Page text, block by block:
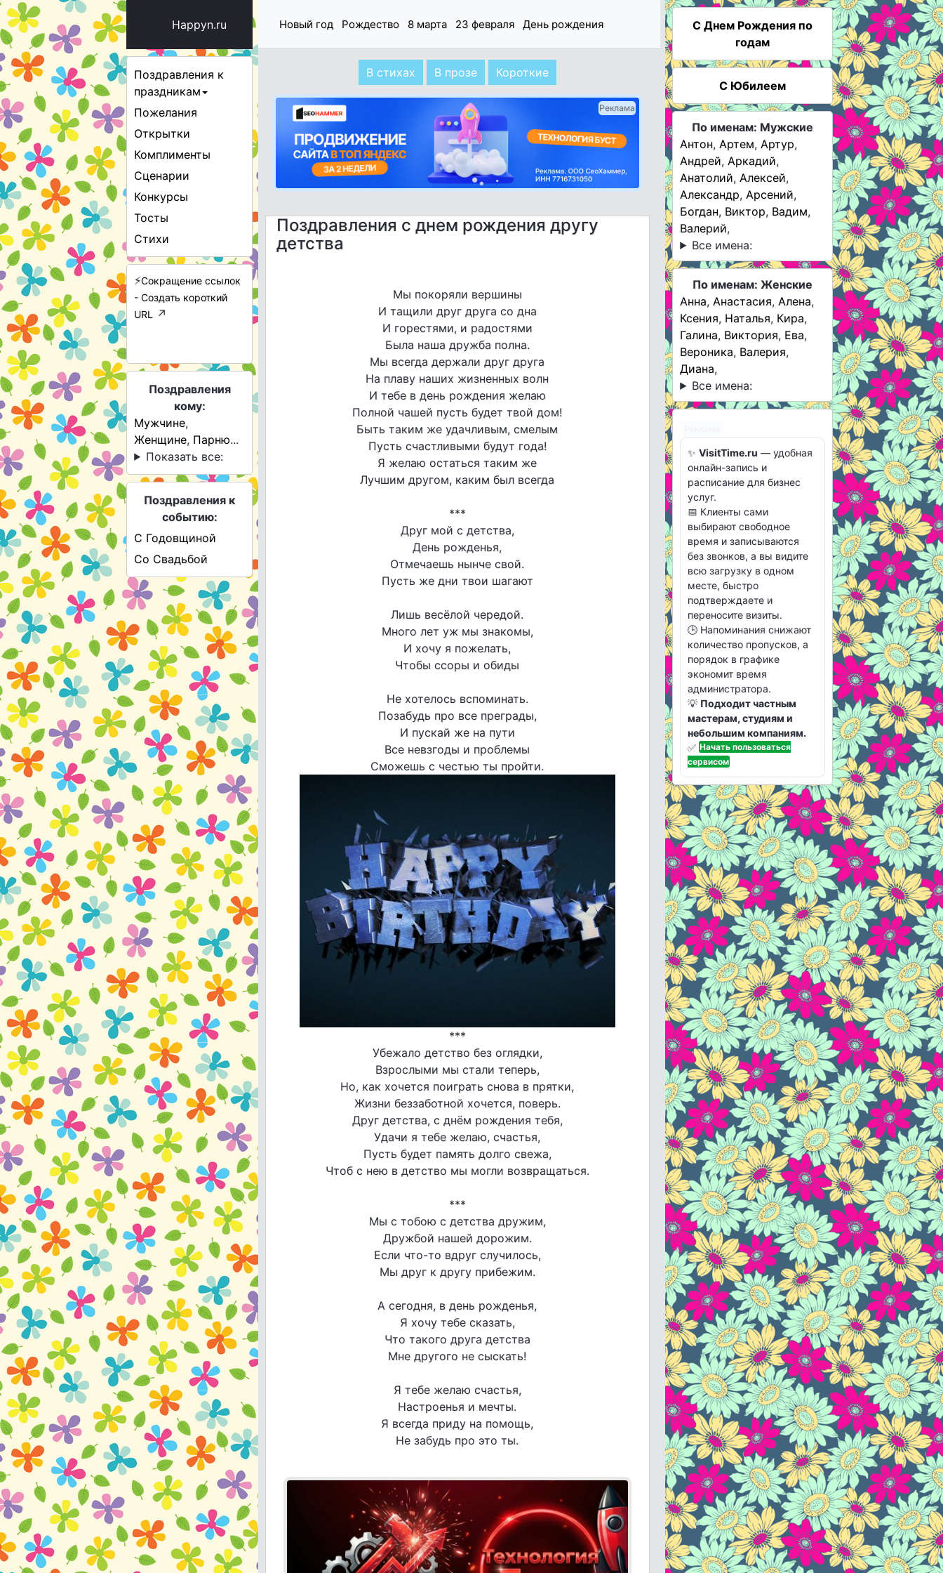
Новый год Рождество 8 марта 23 февраля День рождения
Happyn.ru
Поздравления к
праздникам
Пожелания
Открытки
Комплименты
Сценарии
Конкурсы
Тосты
Стихи
⚡Сокращение ссылок
- Создать короткий
URL
↗
Поздравления
кому:
Мужчине,
Женщине, Парню...
Показать все:
Поздравления к
событию:
С Годовщиной
Со Свадьбой
В стихах В прозе Короткие
Реклама
Поздравления с днем рождения другу
детства
Мы покоряли вершины
И тащили друг друга со дна
И горестями, и радостями
Была наша дружба полна.
Мы всегда держали друг друга
На плаву наших жизненных волн
И тебе в день рождения желаю
Полной чашей пусть будет твой дом!
Быть таким же удачливым, смелым
Пусть счастливыми будут года!
Я желаю остаться таким же
Лучшим другом, каким был всегда
***
Друг мой с детства,
День рожденья,
Отмечаешь нынче свой.
Пусть же дни твои шагают
Лишь весёлой чередой.
Много лет уж мы знакомы,
И хочу я пожелать,
Чтобы ссоры и обиды
Не хотелось вспоминать.
Позабудь про все преграды,
И пускай же на пути
Все невзгоды и проблемы
Сможешь с честью ты пройти.
***
Убежало детство без оглядки,
Взрослыми мы стали теперь,
Но, как хочется поиграть снова в прятки,
Жизни беззаботной хочется, поверь.
Друг детства, с днём рождения тебя,
Удачи я тебе желаю, счастья,
Пусть будет память долго свежа,
Чтоб с нею в детство мы могли возвращаться.
***
Мы с тобою с детства дружим,
Дружбой нашей дорожим.
Если что-то вдруг случилось,
Мы друг к другу прибежим.
А сегодня, в день рожденья,
Я хочу тебе сказать,
Что такого друга детства
Мне другого не сыскать!
Я тебе желаю счастья,
Настроенья и мечты.
Я всегда приду на помощь,
Не забудь про это ты.
C Днем Рождения по
годам
С Юбилеем
По именам: Мужские
Антон,Артем,Артур,
Андрей,Аркадий,
Анатолий,Алексей,
Александр,Арсений,
Богдан, Виктор, Вадим,
Валерий,
Все имена:
По именам: Женские
Анна,Анастасия,Алена,
Ксения, Наталья, Кира,
Галина, Виктория, Ева,
Вероника, Валерия,
Диана,
Все имена:
✨VisitTime.ru — удобная
онлайн-запись и
расписание для бизнес
услуг.
📅 Клиенты сами
выбирают свободное
время и записываются
без звонков, а вы видите
всю загрузку в одном
месте, быстро
подтверждаете и
переносите визиты.
🕒 Напоминания снижают
количество пропусков, а
порядок в графике
экономит время
администратора.
💡 Подходит частным
мастерам, студиям и
небольшим компаниям.
✅ Начать пользоваться
сервисом